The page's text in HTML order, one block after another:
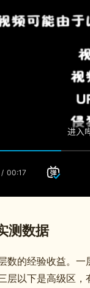
测数据
数的经验收益。
层以下是高级区